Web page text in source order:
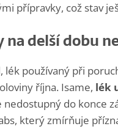
přípravky, což stav
na delší dobu
lék používaný při
října. Isame, lék
nedostupný do konce
který zmírňuje